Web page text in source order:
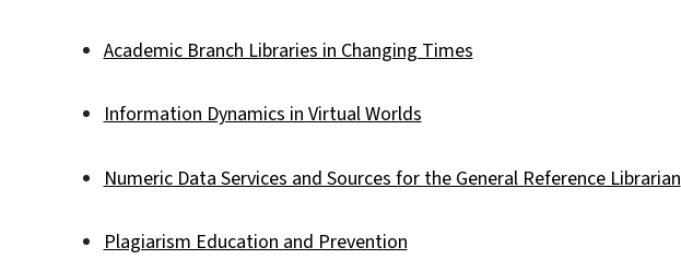
Academic Branch Libraries in Changing Times
Information Dynamics in Virtual Worlds
Numeric Data Services and Sources for the General Reference Librarian
Plagiarism Education and Prevention